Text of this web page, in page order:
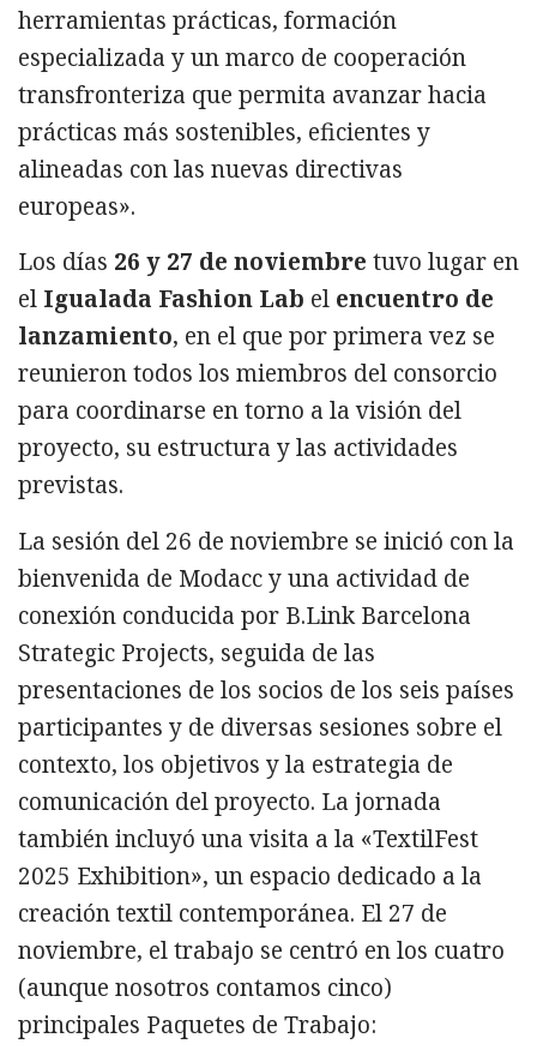
herramientas prácticas, formación
especializada y un marco de cooperación
transfronteriza que permita avanzar hacia
prácticas más sostenibles, eficientes y
alineadas con las nuevas directivas
europeas».
Los días 26 y 27 de noviembre tuvo lugar en
el Igualada Fashion Lab el encuentro de
lanzamiento, en el que por primera vez se
reunieron todos los miembros del consorcio
para coordinarse en torno a la visión del
proyecto, su estructura y las actividades
previstas.
La sesión del 26 de noviembre se inició con la
bienvenida de Modacc y una actividad de
conexión conducida por B.Link Barcelona
Strategic Projects, seguida de las
presentaciones de los socios de los seis países
participantes y de diversas sesiones sobre el
contexto, los objetivos y la estrategia de
comunicación del proyecto. La jornada
también incluyó una visita a la «TextilFest
2025 Exhibition», un espacio dedicado a la
creación textil contemporánea. El 27 de
noviembre, el trabajo se centró en los cuatro
(aunque nosotros contamos cinco)
principales Paquetes de Trabajo: